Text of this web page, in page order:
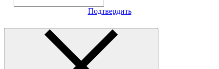
Подтвердить